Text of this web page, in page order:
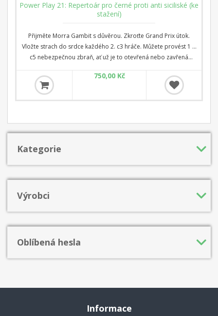
Power Play 21: Repertoár pro černé proti anti siciliské (ke
stažení)
Přijměte Morra Gambit s důvěrou. Zkroťte Grand Prix útok.
Vložte strach do srdce každého 2. c3 hráče. Můžete provést 1 ...
c5 nebezpečnou zbraň, ať už je to otevřená nebo zavřená
Sicilská. Pokud jste připraveni hrát vaši oblíbenou Sicilskou
variantu - třeba Najdorf nebo Dragon - může být frustrující,
pokud váš soupeř odmítne otevřít pozici s 3 d4. To je to, co
tento program řeší. Po prostudování tohoto programu budete
hlavním "Proti-Siciliským":
750,00 Kč
Kategorie
Výrobci
Oblíbená hesla
Informace